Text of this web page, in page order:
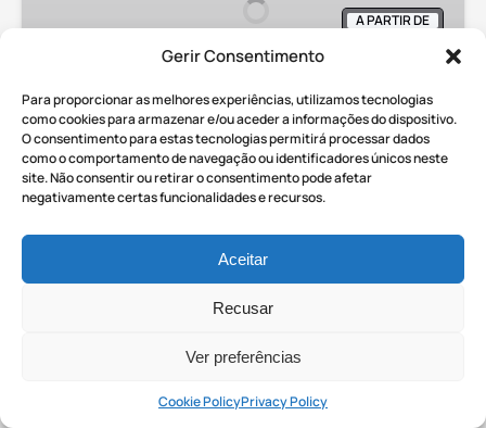
Gerir Consentimento
Para proporcionar as melhores experiências, utilizamos tecnologias
como cookies para armazenar e/ou aceder a informações do dispositivo.
O consentimento para estas tecnologias permitirá processar dados
como o comportamento de navegação ou identificadores únicos neste
site. Não consentir ou retirar o consentimento pode afetar
negativamente certas funcionalidades e recursos.
Aceitar
Recusar
Ver preferências
Cookie PolicyPrivacy Policy
privada
incluída
A PARTIR DE
TODAS AS IDADES 2 HORAS
Pompeia para crianças Visita
privada com entrada incluída
Pompeia para Crianças é uma excursão familiar
os pais. Este itinerário especial na antiga cidade
oportunidade de descobrir segredos como